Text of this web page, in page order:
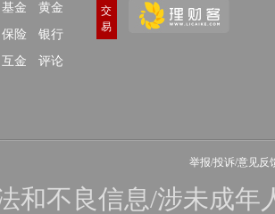
基金
黄金
保险
银行
互金 评论
交
易
举报/投诉/意见反
和不良信息/涉未成年